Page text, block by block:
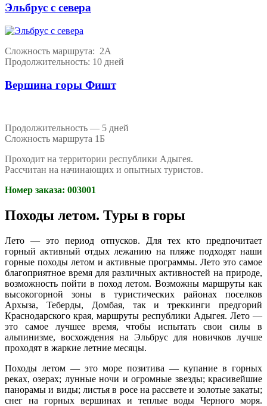
Эльбрус с севера
Сложность маршрута: 2А
Продолжительность: 10 дней
Вершина горы Фишт
Продолжительность — 5 дней
Сложность маршрута 1Б
Проходит на территории республики Адыгея.
Рассчитан на начинающих и опытных туристов.
Номер заказа: 003001
Походы летом. Туры в горы
Лето — это период отпусков. Для тех кто предпочитает
горный активный отдых лежанию на пляже подходят наши
горные походы летом и активные программы. Лето это самое
благоприятное время для различных активностей на природе,
возможность пойти в поход летом. Возможны маршруты как
высокогорной зоны в туристических районах поселков
Архыза, Теберды, Домбая, так и треккинги предгорий
Краснодарского края, маршруты республики Адыгея. Лето —
это самое лучшее время, чтобы испытать свои силы в
альпинизме, восхождения на Эльбрус для новичков лучше
проходят в жаркие летние месяцы.
Походы летом — это море позитива — купание в горных
реках, озерах; лунные ночи и огромные звезды; красивейшие
панорамы и виды; листья в росе на рассвете и золотые закаты;
снег на горных вершинах и теплые воды Черного моря.